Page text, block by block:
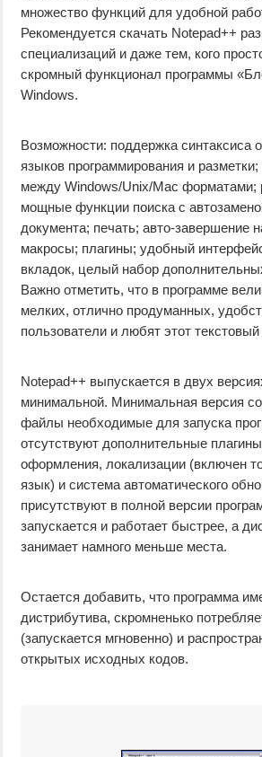
множество функций для удобной
Рекомендуется скачать Notepad++
специализаций и даже тем, кого
скромный функционал программы
Windows.
Возможности: поддержка синтаксиса
языков программирования и
между Windows/Unix/Mac форматами;
мощные функции поиска с
документа; печать; авто-завершение
макросы; плагины; удобный
вкладок, целый набор
Важно отметить, что в программе
мелких, отлично продуманных,
пользователи и любят этот текстовый
Notepad++ выпускается в двух
минимальной. Минимальная версия
файлы необходимые для запуска
отсутствуют дополнительные
оформления, локализации (включен
язык) и система автоматического
присутствуют в полной версии
запускается и работает быстрее, а
занимает намного меньше места.
Остается добавить, что программа
дистрибутива, скромненько
(запускается мгновенно) и
открытых исходных кодов.